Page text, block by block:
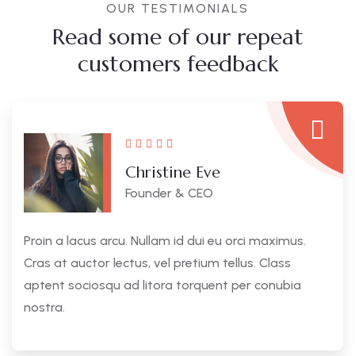
OUR TESTIMONIALS
Read some of our repeat
customers feedback​
Christine Eve
Founder & CEO
Proin a lacus arcu. Nullam id dui eu orci maximus.
Cras at auctor lectus, vel pretium tellus. Class
aptent sociosqu ad litora torquent per conubia
nostra.